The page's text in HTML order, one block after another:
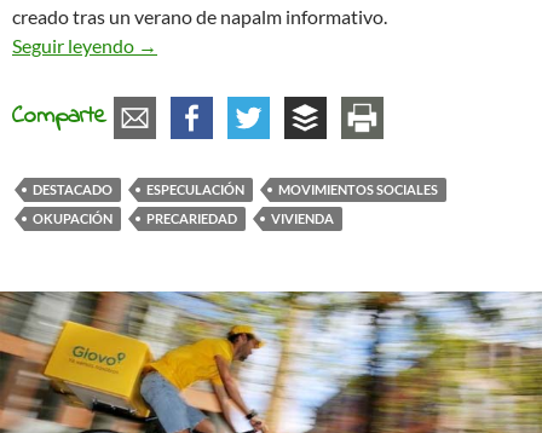
creado tras un verano de napalm informativo.
Seguir leyendo
Estado de alarma (social): otro artículo en
→
Comparte
DESTACADO ESPECULACIÓN
MOVIMIENTOS SOCIALES
OKUPACIÓN
PRECARIEDAD VIVIENDA